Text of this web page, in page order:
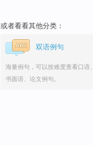
或者看看其他分类：
双语例句
海量例句，可以按难度查看口语、
书面语、论文例句。